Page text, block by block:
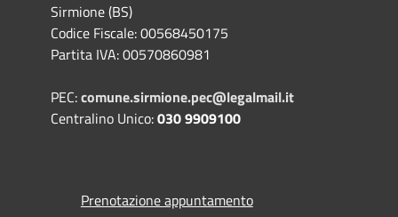
Sirmione (BS)
Codice Fiscale: 00568450175
Partita IVA: 00570860981
PEC:comune.sirmione.pec@legalmail.it
Centralino Unico:030 9909100
Prenotazione appuntamento